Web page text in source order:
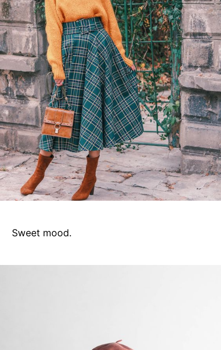
Sweet mood.